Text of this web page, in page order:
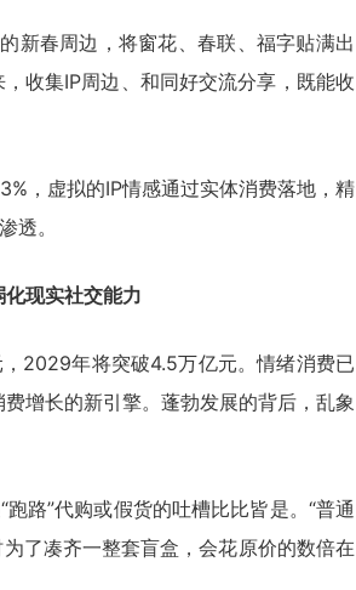
新春周边，将窗花、春联、福字贴满出
收集IP周边、和同好交流分享，既能收
，虚拟的IP情感通过实体消费落地，精
透。
现实社交能力
2029年将突破4.5万亿元。情绪消费已
增长的新引擎。蓬勃发展的背后，乱象
路”代购或假货的吐槽比比皆是。“普通
了凑齐一整套盲盒，会花原价的数倍在